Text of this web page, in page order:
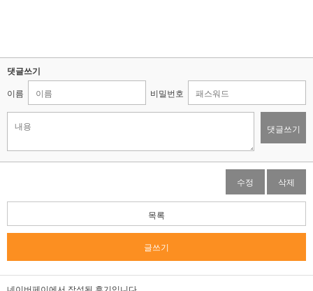
댓글쓰기
이름 비밀번호
댓글쓰기
수정 삭제
목록
글쓰기